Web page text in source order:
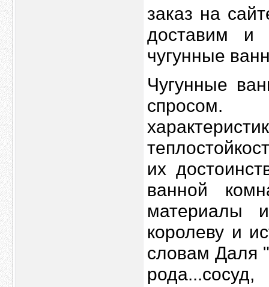
заказ на
доставим и
чугунные
Чугунные
их
ванной
материалы
королеву и
словам Даля